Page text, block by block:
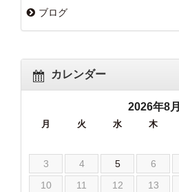
ブログ
カレンダー
2026年8月
月 火 水 木
3
4 5 6
10
11 12 13